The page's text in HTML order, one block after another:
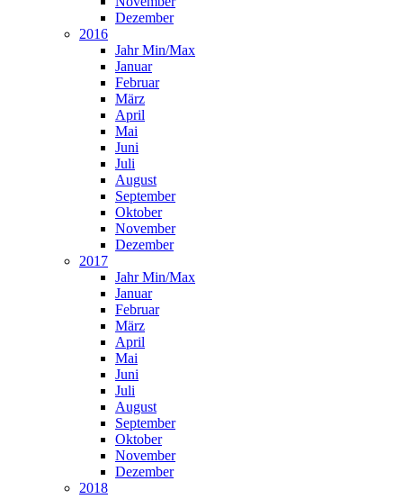
Dezember
2016
Jahr Min/Max
Januar
Februar
März
April
Mai
Juni
Juli
August
September
Oktober
November
Dezember
2017
Jahr Min/Max
Januar
Februar
März
April
Mai
Juni
Juli
August
September
Oktober
November
Dezember
2018